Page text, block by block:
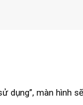
dụng”, màn hình